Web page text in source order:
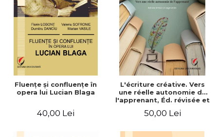
ADMINISTRATIVE
ȘTIINȚE ECONOMICE
ȘTIINȚE EXACTE
EDUCAȚIE FIZICĂ ȘI SPORT
PREUNIVERSITARIA
TIMP LIBER
ÎN CURS DE APARIȚIE
NOUTĂȚI
PACHETE DE STUDIU
Cum Cumpăr
Livrare
Politica de Retur
Formular de Retur
Distribuitori
Fluenţe şi confluenţe în
opera lui Lucian Blaga
40,00 Lei
L'écriture créative. Vers
une réelle autonomie de
l'apprenant, Éd. révisée et
50,00 Lei